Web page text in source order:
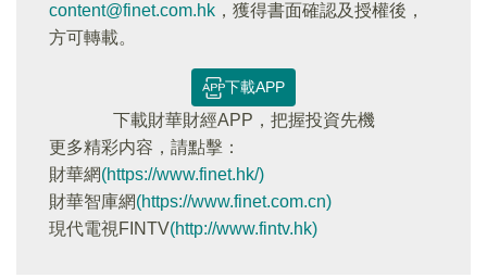
content@finet.com.hk ，獲得書面確認及授權後，
方可轉載。
下載APP
下載財華財經APP，把握投資先機
更多精彩内容，請點擊：
財華網(https://www.finet.hk/)
財華智庫網(https://www.finet.com.cn)
現代電視FINTV(http://www.fintv.hk)